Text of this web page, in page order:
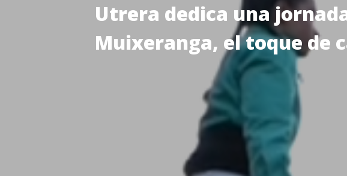
Utrera dedica una
Muixeranga, el toque de